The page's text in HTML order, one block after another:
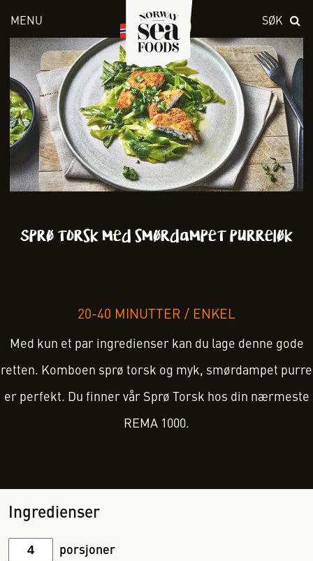
MENU SØK
Sprø torsk med smørdampet purreløk
20-40 MINUTTER / ENKEL
Med kun et par ingredienser kan du lage denne gode
retten. Komboen sprø torsk og myk, smørdampet purre
er perfekt. Du finner vår Sprø Torsk hos din nærmeste
REMA 1000.
Ingredienser
porsjoner